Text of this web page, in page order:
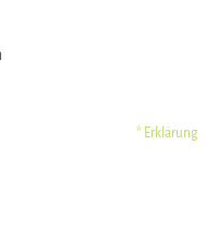
* Erklärung